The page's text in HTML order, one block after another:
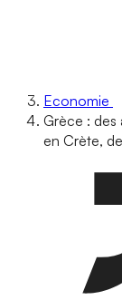
Economie
Grèce : des
en Crète,